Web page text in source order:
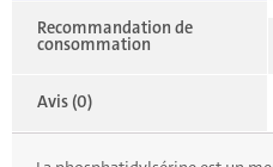
Recommandation de
consommation
Avis (0)